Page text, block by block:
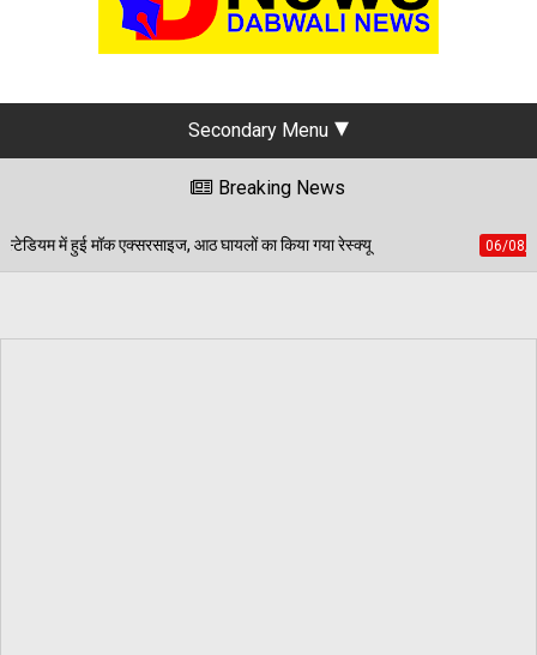
INSTAGRAM
Secondary Menu
Breaking News
का किया गया रेस्क्यू 06/08/2026 पेड़ जन्म से मरण तक निभाते